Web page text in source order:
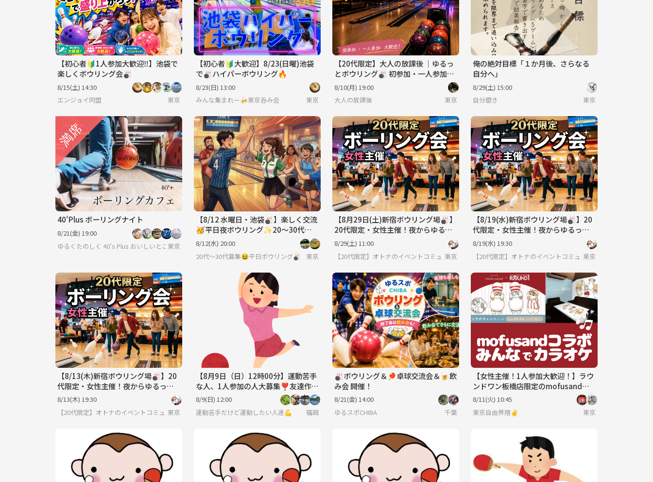
【初心者🔰1人参加大歓迎‼️】池袋で
楽しくボウリング会🎳
8/15(土) 14:30
エンジョイ同盟
東京
【初心者🔰大歓迎】8/23(日曜)池袋
で🎳ハイパーボウリング🔥
8/23(日) 13:00
みんな集まれー🍻東京呑み会
東京
【20代限定】大人の放課後 ｜ゆるっ
とボウリング🎳 初参加・一人参加歓
迎！
8/10(月) 19:00
大人の放課後
東京
俺の絶対目標「１か月後、さらなる
自分へ」
8/29(土) 15:00
自分磨き
東京
40'Plus ボーリングナイト
8/21(金) 19:00
ゆるくたのしく 40’s Plus おいしいとここちよい時間を
東京
【8/12 水曜日・池袋🎳】楽しく交流
🥳平日夜ボウリング✨20～30代限
定
8/12(水) 20:00
20代〜30代募集😆平日ボウリング🎳
東京
【8月29日(土)新宿ボウリング場🎳】
20代限定・女性主催！夜からゆるっ
と2ゲーム！初心者歓迎の交流ナイト
✨
8/29(土) 11:00
【20代限定】オトナのイベントコミュニティ♪
東京
【8/19(水)新宿ボウリング場🎳】20
代限定・女性主催！夜からゆるっと2
ゲーム！初心者歓迎の交流ナイト✨
8/19(水) 19:30
【20代限定】オトナのイベントコミュニティ♪
東京
【8/13(木)新宿ボウリング場🎳】20
代限定・女性主催！夜からゆるっと2
ゲーム！初心者歓迎の交流ナイト✨
8/13(木) 19:30
【20代限定】オトナのイベントコミュニティ♪
東京
【8月9日（日）12時00分】運動苦手
な人、1人参加の人大募集❣️友達作り
ボーリング会🎳
8/9(日) 12:00
運動苦手だけど運動したい人達💪
福岡
🎳ボウリング＆🏓卓球交流会＆🍺飲
み会 開催！
8/21(金) 14:00
ゆるスポCHIBA
千葉
【女性主催！1人参加大歓迎！】ラウ
ンドワン板橋店限定のmofusandカ
ラオケルームに行こう🎤🎶
8/11(火) 10:45
東京自由界隈✌️
東京